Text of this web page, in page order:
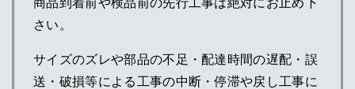
商品到着前や検品前の先行工事は絶対にお止め下
さい。
サイズのズレや部品の不足・配達時間の遅配・誤
送・破損等による工事の中断・停滞や戻し工事に